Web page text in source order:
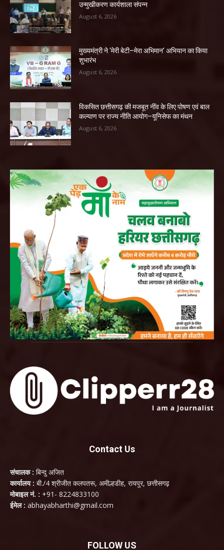
उन्मुखीकरण कार्यशाला संपन्न
August 6, 2026
मुख्यमंत्री ने ‘मेरी बेटी–मेरा अभिमान’ अभियान का किया
शुभारंभ
August 6, 2026
विकसित छत्तीसगढ़ की मजबूत नींव के लिए पोषण एवं बाल
कल्याण पर राज्य नीति आयोग–यूनिसेफ का मंथन
August 6, 2026
Contact Us
संचालक : बिन्दु अजित
कार्यालय : बी./4 श्रीजीत कलपतरू, अमील्हडीह, रायपुर, छत्तीसगढ़
मोबाइल नं. : +91- 8224833100
ईमेल : abhayabharthi@gmail.com
FOLLOW US